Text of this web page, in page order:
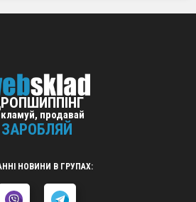
співпраці та швидкі поставки в
за дропшиппінгом з
товарів — широкий вибір продукції,
складу — позбавтеся витрат на
продавай
ЗАРОБЛЯЙ
НОВИНИ В ГРУПАХ: